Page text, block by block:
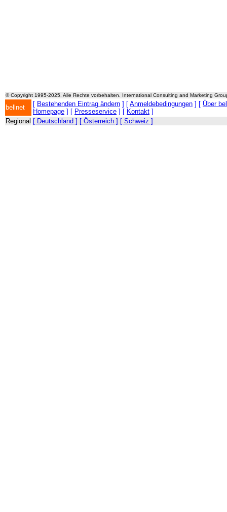
© Copyright 1995-2025. Alle Rechte vorbehalten. International Consulting and Marketing
bellnet [ Bestehenden Eintrag ändern ] [ Anmeldebedingungen ] [ Über
Homepage ] [ Presseservice ] [ Kontakt ]
Regional [ Deutschland ] [ Österreich ] [ Schweiz ]